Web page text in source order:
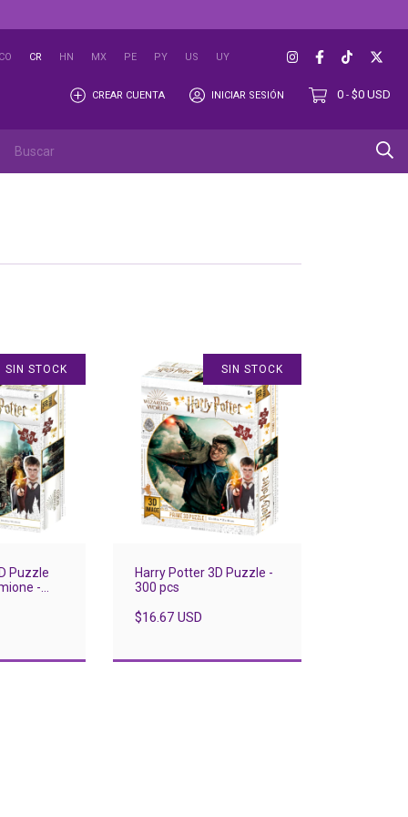
CO CR HN MX PE PY US UY
CREAR CUENTA INICIAR SESIÓN 0 - $0 USD
SIN STOCK
Puzzle
-
SIN STOCK
Harry Potter 3D Puzzle -
300 pcs
$16.67 USD